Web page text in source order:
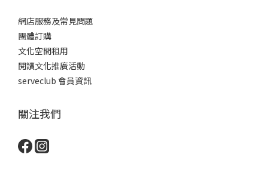
網店服務及常見問題
團體訂購
文化空間租用
閱讀文化推廣活動
serveclub 會員資訊
關注我們